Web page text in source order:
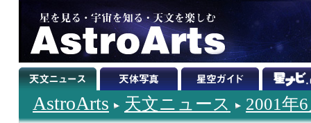
AstroArts 天文ニュース 2001年